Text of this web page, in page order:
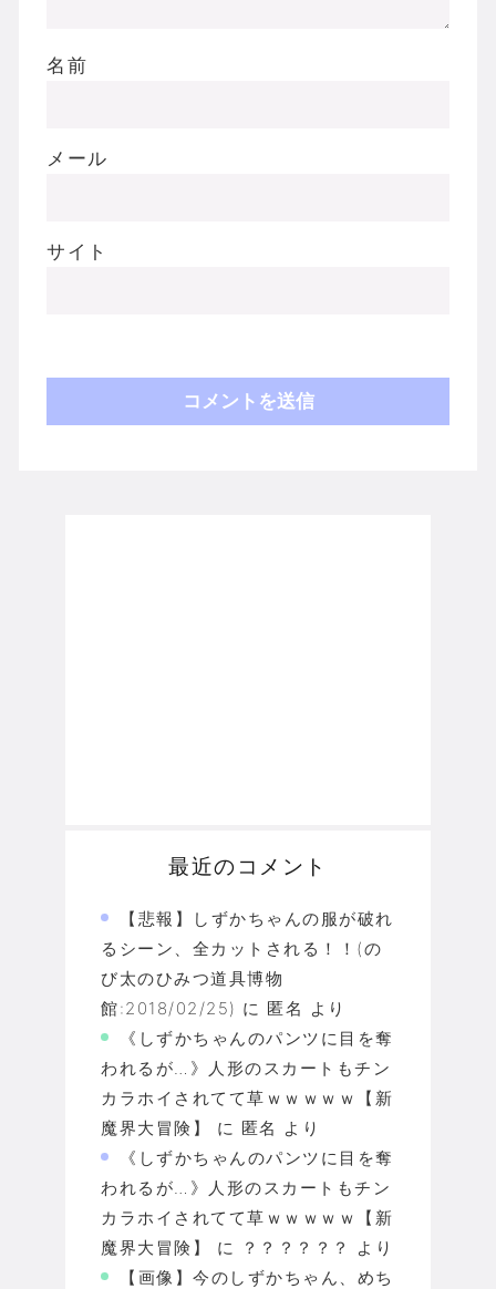
名前
メール
サイト
最近のコメント
【悲報】しずかちゃんの服が破れ
るシーン、全カットされる！！(の
び太のひみつ道具博物
館:2018/02/25) に 匿名 より
《しずかちゃんのパンツに目を奪
われるが…》人形のスカートもチン
カラホイされてて草ｗｗｗｗｗ【新
魔界大冒険】
に 匿名 より
《しずかちゃんのパンツに目を奪
われるが…》人形のスカートもチン
カラホイされてて草ｗｗｗｗｗ【新
魔界大冒険】
に ？？？？？？
より
【画像】今のしずかちゃん、めち